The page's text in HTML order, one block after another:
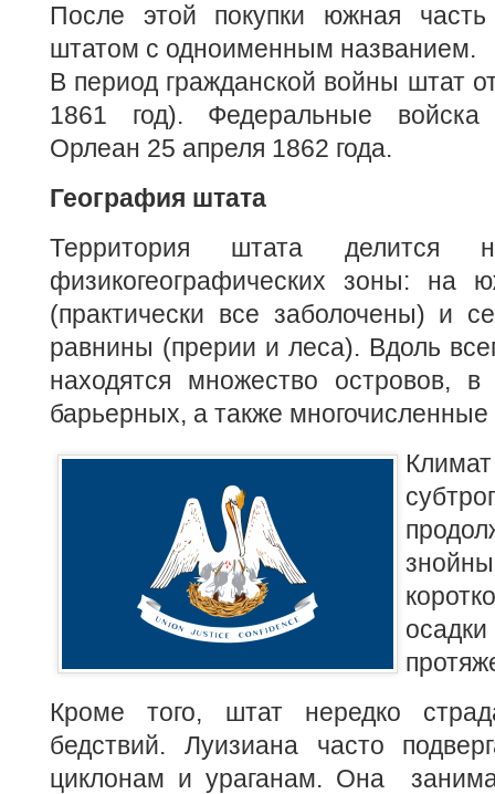
После этой покупки южная часть
штатом с одноименным названием.
В период гражданской войны штат
1861 год). Федеральные
Орлеан 25 апреля 1862 года.
География штата
Территория штата делится
физикогеографических зоны: на
(практически все заболочены) и
равнины (прерии и леса). Вдоль
находятся множество островов,
барьерных, а также
Кроме того, штат нередко
бедствий. Луизиана часто
циклонам и ураганам. Она